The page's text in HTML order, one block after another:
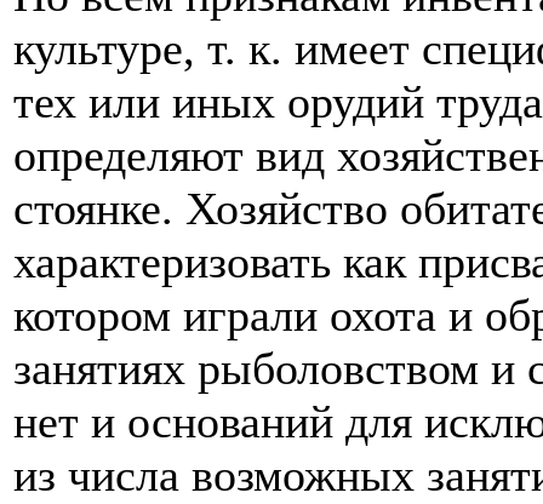
культуре, т. к. имеет
тех или иных орудий
определяют вид
стоянке. Хозяйство
характеризовать как
котором играли охота и
занятиях рыболовством и
нет и оснований для
из числа возможных